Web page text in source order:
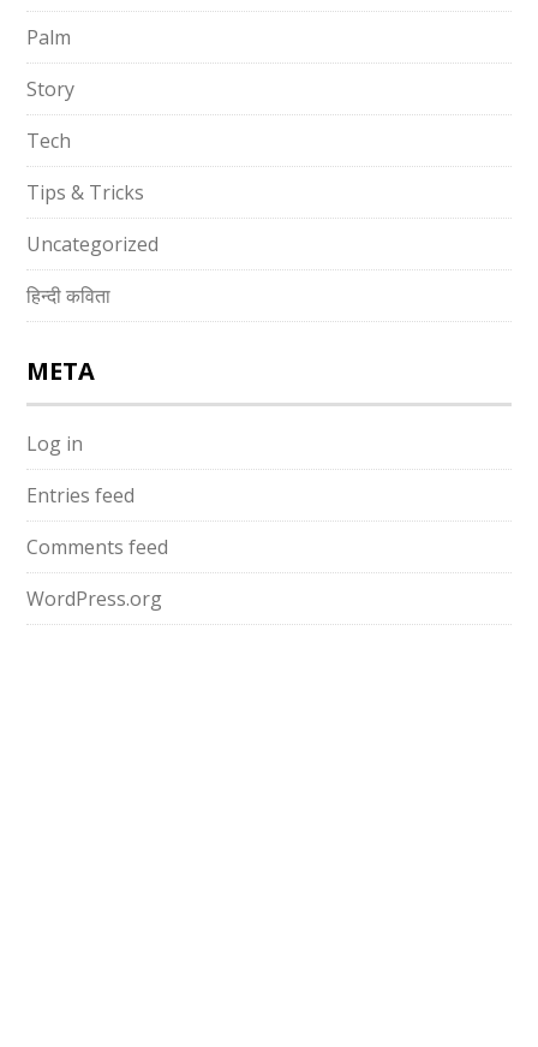
Palm
Story
Tech
Tips & Tricks
Uncategorized
हिन्दी कविता
META
Log in
Entries feed
Comments feed
WordPress.org